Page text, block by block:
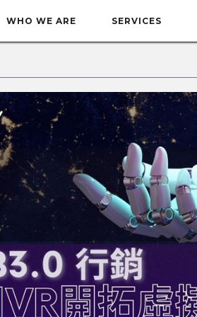
WHO WE ARE SERVICES